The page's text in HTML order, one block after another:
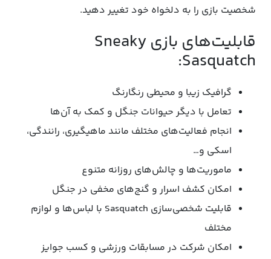
شخصیت بازی را به دلخواه خود تغییر دهید.
قابلیت‌های بازی Sneaky
Sasquatch:
گرافیک زیبا و محیطی رنگارنگ
تعامل با دیگر حیوانات جنگل و کمک به آن‌ها
انجام فعالیت‌های مختلف مانند ماهیگیری، رانندگی،
اسکی‌ و…
ماموریت‌ها و چالش‌های روزانه متنوع
امکان کشف اسرار و گنج‌های مخفی در جنگل
قابلیت شخصی‌سازی Sasquatch با لباس‌ها و لوازم
مختلف
امکان شرکت در مسابقات ورزشی و کسب جوایز